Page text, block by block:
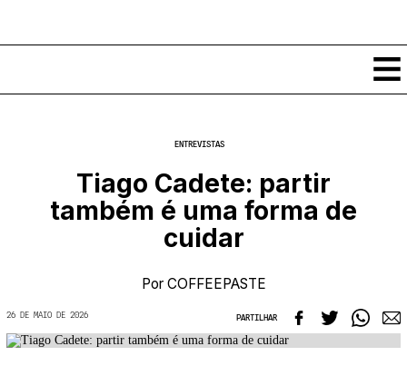
Classificados
Ver todos
Por Localidade
Locais
Workshops
Cursos Curtos
Recursos
ENTREVISTAS
Tiago Cadete: partir
também é uma forma de
cuidar
Por COFFEEPASTE
26 DE MAIO DE 2026 PARTILHAR